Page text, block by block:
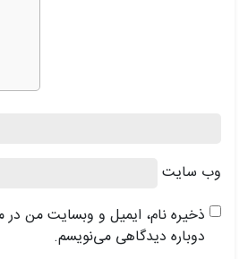
وب‌ سایت
ذخیره نام، ایمیل و وبسایت من در
دوباره دیدگاهی می‌نویسم.